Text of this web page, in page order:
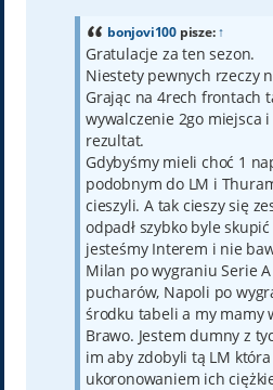
bonjovi100pisze:↑
Gratulacje za ten sezon.
Niestety pewnych rzeczy
Grając na 4rech frontach
wywalczenie 2go miejsca
rezultat.
Gdybyśmy mieli choć 1
podobnym do LM i
cieszyli. A tak cieszy się
odpadł szybko byle
jesteśmy Interem i nie
Milan po wygraniu Serie
pucharów, Napoli po
środku tabeli a my mamy
Brawo. Jestem dumny z
im aby zdobyli tą LM
ukoronowaniem ich